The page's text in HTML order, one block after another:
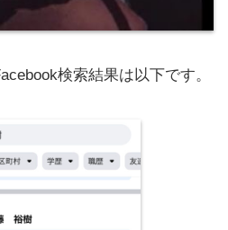
検索結果は以下です。